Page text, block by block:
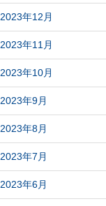
2023年12月
2023年11月
2023年10月
2023年9月
2023年8月
2023年7月
2023年6月